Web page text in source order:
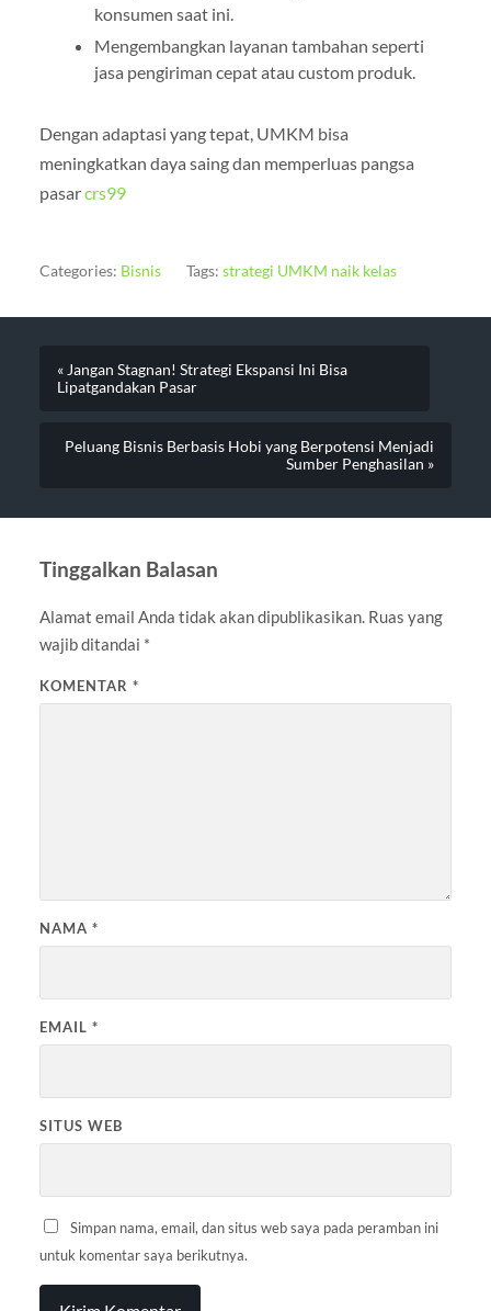
konsumen saat ini.
Mengembangkan layanan tambahan seperti
jasa pengiriman cepat atau custom produk.
Dengan adaptasi yang tepat, UMKM bisa
meningkatkan daya saing dan memperluas pangsa
pasarcrs99
Categories: Bisnis Tags: strategi UMKM naik kelas
« Jangan Stagnan! Strategi Ekspansi Ini Bisa
Lipatgandakan Pasar
Peluang Bisnis Berbasis Hobi yang Berpotensi Menjadi
Sumber Penghasilan »
Tinggalkan Balasan
Alamat email Anda tidak akan dipublikasikan. Ruas yang
wajib ditandai *
KOMENTAR *
NAMA *
EMAIL *
SITUS WEB
Simpan nama, email, dan situs web saya pada peramban ini
untuk komentar saya berikutnya.